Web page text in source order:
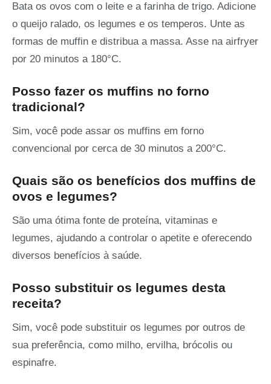
Bata os ovos com o leite e a farinha de trigo. Adicione
o queijo ralado, os legumes e os temperos. Unte as
formas de muffin e distribua a massa. Asse na airfryer
por 20 minutos a 180°C.
Posso fazer os muffins no forno
tradicional?
Sim, você pode assar os muffins em forno
convencional por cerca de 30 minutos a 200°C.
Quais são os benefícios dos muffins de
ovos e legumes?
São uma ótima fonte de proteína, vitaminas e
legumes, ajudando a controlar o apetite e oferecendo
diversos benefícios à saúde.
Posso substituir os legumes desta
receita?
Sim, você pode substituir os legumes por outros de
sua preferência, como milho, ervilha, brócolis ou
espinafre.